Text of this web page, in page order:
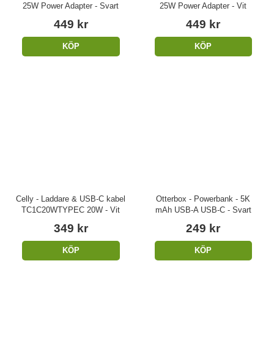
25W Power Adapter - Svart
449 kr
KÖP
25W Power Adapter - Vit
449 kr
KÖP
Celly - Laddare & USB-C kabel
TC1C20WTYPEC 20W - Vit
349 kr
KÖP
Otterbox - Powerbank - 5K
mAh USB-A USB-C - Svart
249 kr
KÖP